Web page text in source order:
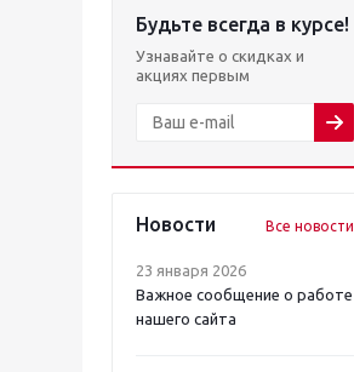
Будьте всегда в курсе!
Узнавайте о скидках и
акциях первым
Новости Все новости
23 января 2026
Важное сообщение о работе
нашего сайта